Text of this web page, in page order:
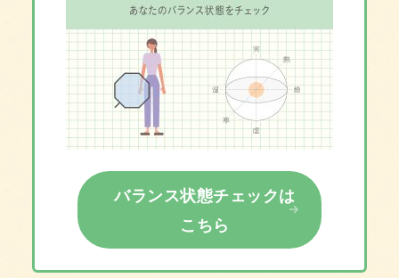
バランス状態チェックは
こちら